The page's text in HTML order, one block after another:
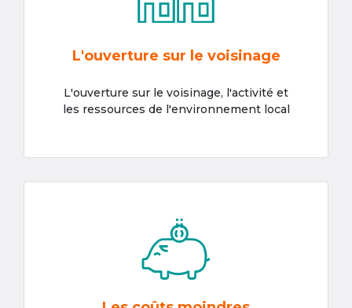
L'ouverture sur le voisinage
L'ouverture sur le voisinage, l'activité et
les ressources de l'environnement local